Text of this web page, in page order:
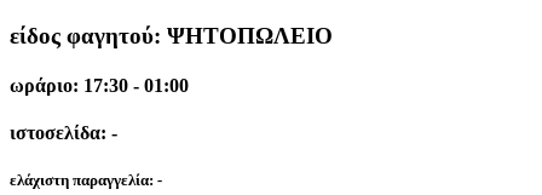
είδος φαγητού: ΨΗΤΟΠΩΛΕΙΟ
ωράριο: 17:30 - 01:00
ιστοσελίδα: -
ελάχιστη παραγγελία: -